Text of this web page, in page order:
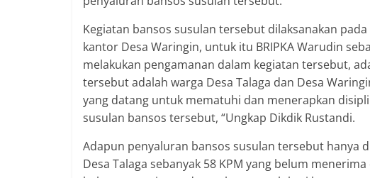
Kegiatan bansos susulan tersebut dilaksanakan
kantor Desa Waringin, untuk itu BRIPKA Warudin
melakukan pengamanan dalam kegiatan tersebut,
tersebut adalah warga Desa Talaga dan Desa
yang datang untuk mematuhi dan menerapkan
susulan bansos tersebut, “Ungkap Dikdik Rustandi.
Adapun penyaluran bansos susulan tersebut hanya
Desa Talaga sebanyak 58 KPM yang belum